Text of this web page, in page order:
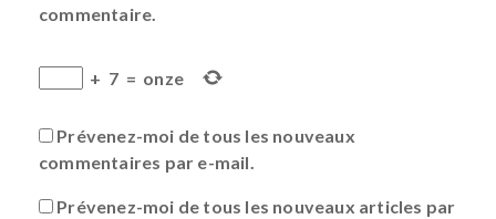
commentaire.
+ 7 = onze
Prévenez-moi de tous les nouveaux
commentaires par e-mail.
Prévenez-moi de tous les nouveaux articles par